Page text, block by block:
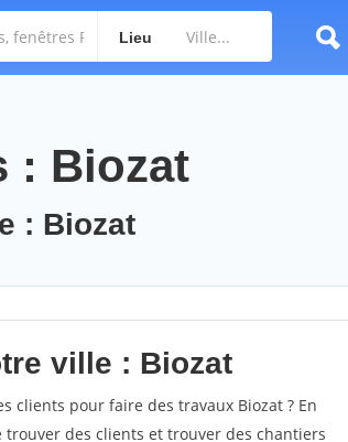
Lieu
: Biozat
: Biozat
ville : Biozat
clients pour faire des travaux Biozat ? En
des clients et trouver des chantiers